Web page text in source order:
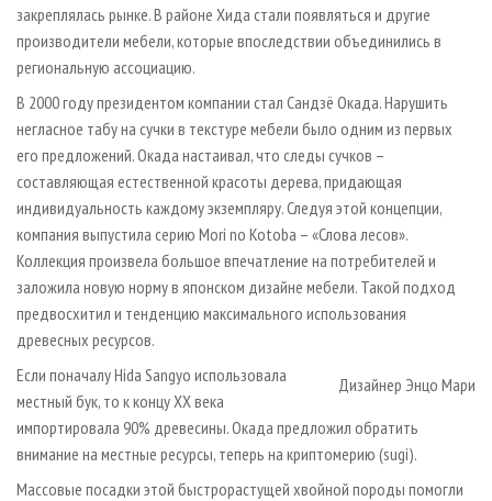
закреплялась рынке. В районе Хида стали появляться и другие
производители мебели, которые впоследствии объединились в
региональную ассоциацию.
В 2000 году президентом компании стал Сандзё Окада. Нарушить
негласное табу на сучки в текстуре мебели было одним из первых
его предложений. Окада настаивал, что следы сучков –
составляющая естественной красоты дерева, придающая
индивидуальность каждому экземпляру. Следуя этой концепции,
компания выпустила серию Mori no Kotoba – «Слова лесов».
Коллекция произвела большое впечатление на потребителей и
заложила новую норму в японском дизайне мебели. Такой подход
предвосхитил и тенденцию максимального использования
древесных ресурсов.
Дизайнер Энцо Мари
Если поначалу Hida Sangyo использовала
местный бук, то к концу XX века
импортировала 90% древесины. Окада предложил обратить
внимание на местные ресурсы, теперь на криптомерию (sugi).
Массовые посадки этой быстрорастущей хвойной породы помогли